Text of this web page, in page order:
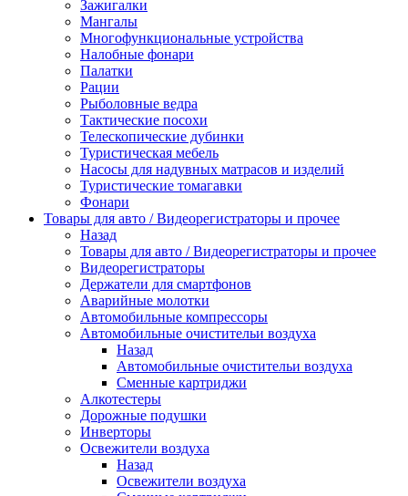
Зажигалки
Мангалы
Многофункциональные устройства
Налобные фонари
Палатки
Рации
Рыболовные ведра
Тактические посохи
Телескопические дубинки
Туристическая мебель
Насосы для надувных матрасов и изделий
Туристические томагавки
Фонари
Товары для авто / Видеорегистраторы и прочее
Назад
Товары для авто / Видеорегистраторы и прочее
Видеорегистраторы
Держатели для смартфонов
Аварийные молотки
Автомобильные компрессоры
Автомобильные очистительи воздуха
Назад
Автомобильные очистительи воздуха
Сменные картриджи
Алкотестеры
Дорожные подушки
Инверторы
Освежители воздуха
Назад
Освежители воздуха